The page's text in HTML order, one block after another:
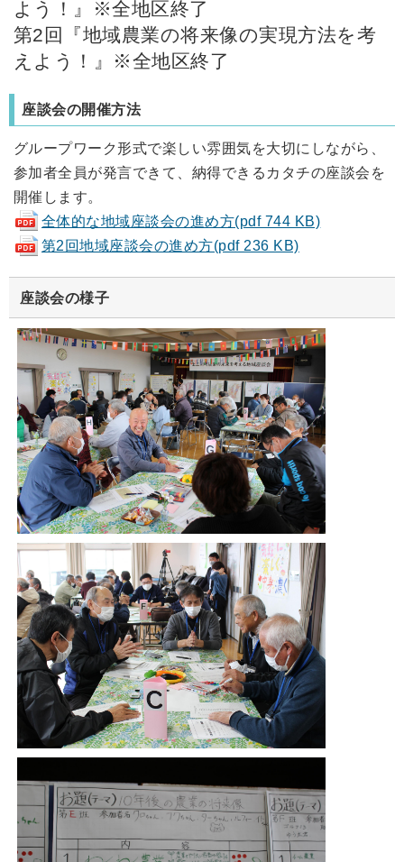
よう！』※全地区終了
第2回『地域農業の将来像の実現方法を考
えよう！』※全地区終了
座談会の開催方法
グループワーク形式で楽しい雰囲気を大切にしながら、
参加者全員が発言できて、納得できるカタチの座談会を
開催します。
全体的な地域座談会の進め方(pdf 744 KB)
第2回地域座談会の進め方(pdf 236 KB)
座談会の様子